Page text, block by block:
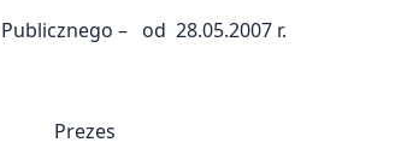
– od 28.05.2007 r.